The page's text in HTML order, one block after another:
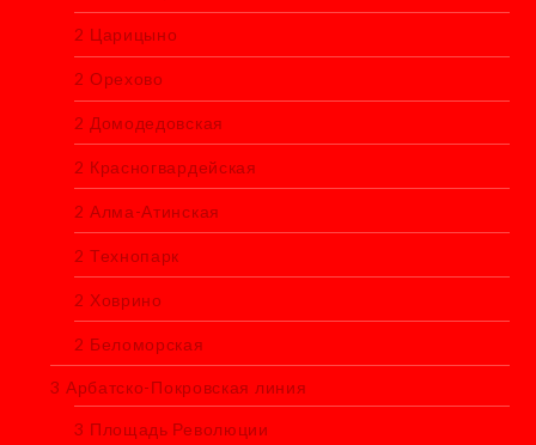
2 Царицыно
2 Орехово
2 Домодедовская
2 Красногвардейская
2 Алма-Атинская
2 Технопарк
2 Ховрино
2 Беломорская
3 Арбатско-Покровская линия
3 Площадь Революции